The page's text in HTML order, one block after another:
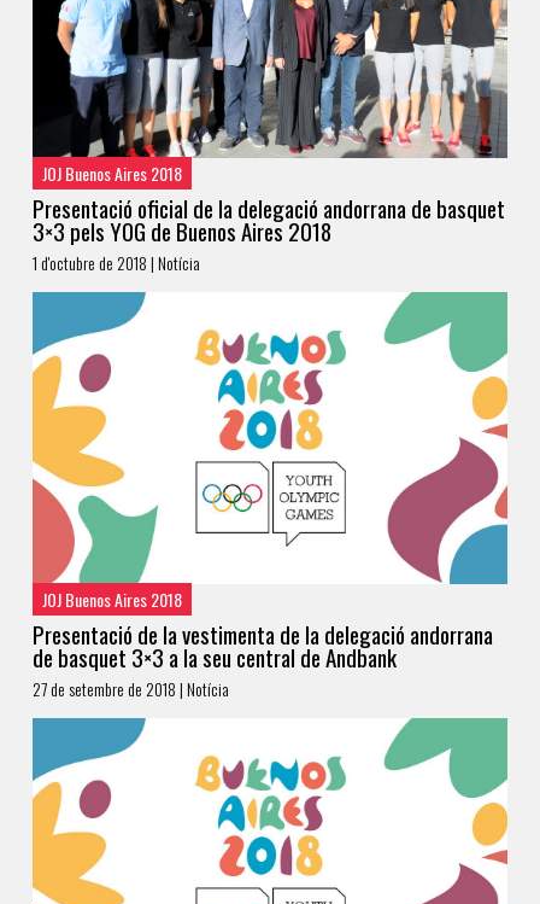
JOJ Buenos Aires 2018
Presentació oficial de la delegació andorrana de basquet
3×3 pels YOG de Buenos Aires 2018
1 d'octubre de 2018 | Notícia
JOJ Buenos Aires 2018
Presentació de la vestimenta de la delegació andorrana
de basquet 3×3 a la seu central de Andbank
27 de setembre de 2018 | Notícia